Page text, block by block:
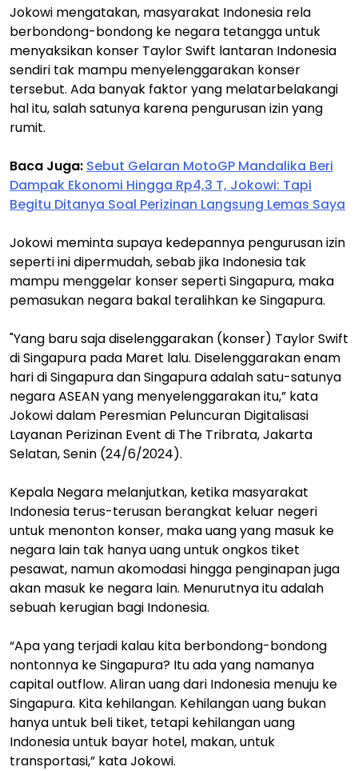
Jokowi mengatakan, masyarakat Indonesia rela
berbondong-bondong ke negara tetangga untuk
menyaksikan konser Taylor Swift lantaran Indonesia
sendiri tak mampu menyelenggarakan konser
tersebut. Ada banyak faktor yang melatarbelakangi
hal itu, salah satunya karena pengurusan izin yang
rumit.
Baca Juga: Sebut Gelaran MotoGP Mandalika Beri
Dampak Ekonomi Hingga Rp4,3 T, Jokowi: Tapi
Begitu Ditanya Soal Perizinan Langsung Lemas Saya
Jokowi meminta supaya kedepannya pengurusan izin
seperti ini dipermudah, sebab jika Indonesia tak
mampu menggelar konser seperti Singapura, maka
pemasukan negara bakal teralihkan ke Singapura.
"Yang baru saja diselenggarakan (konser) Taylor Swift
di Singapura pada Maret lalu. Diselenggarakan enam
hari di Singapura dan Singapura adalah satu-satunya
negara ASEAN yang menyelenggarakan itu,” kata
Jokowi dalam Peresmian Peluncuran Digitalisasi
Layanan Perizinan Event di The Tribrata, Jakarta
Selatan, Senin (24/6/2024).
Kepala Negara melanjutkan, ketika masyarakat
Indonesia terus-terusan berangkat keluar negeri
untuk menonton konser, maka uang yang masuk ke
negara lain tak hanya uang untuk ongkos tiket
pesawat, namun akomodasi hingga penginapan juga
akan masuk ke negara lain. Menurutnya itu adalah
sebuah kerugian bagi Indonesia.
“Apa yang terjadi kalau kita berbondong-bondong
nontonnya ke Singapura? Itu ada yang namanya
capital outflow. Aliran uang dari Indonesia menuju ke
Singapura. Kita kehilangan. Kehilangan uang bukan
hanya untuk beli tiket, tetapi kehilangan uang
Indonesia untuk bayar hotel, makan, untuk
transportasi,” kata Jokowi.